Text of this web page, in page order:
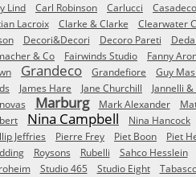
Lind Carl Robinson Carlucci Casadeco
Lacroix Clarke & Clarke Clearwater
Decori&Decori Decoro Pareti
& Co Fairwinds Studio Fanny
Grandeco Grandefiore Guy
James Hare Jane Churchill Jannelli &
Marburg Mark Alexander
Nina Campbell Nina Hancock
Jeffries Pierre Frey Piet Boon Piet
Roysons Rubelli Sahco Hesslein
Studio 465 Studio Eight